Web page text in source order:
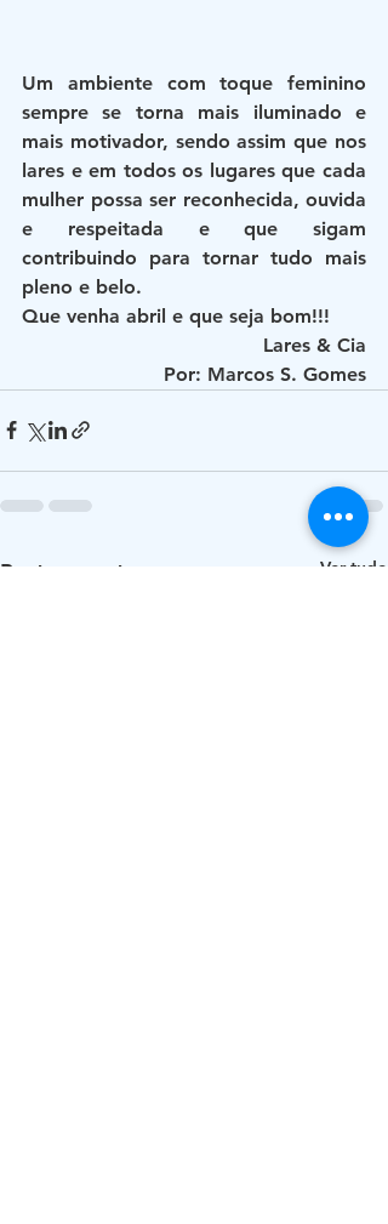
Um ambiente com toque feminino
sempre se torna mais iluminado e
mais motivador, sendo assim que nos
lares e em todos os lugares que cada
mulher possa ser reconhecida, ouvida
e respeitada e que sigam
contribuindo para tornar tudo mais
pleno e belo.
Que venha abril e que seja bom!!!
Lares & Cia
Por: Marcos S. Gomes
Posts recentes Ver tudo